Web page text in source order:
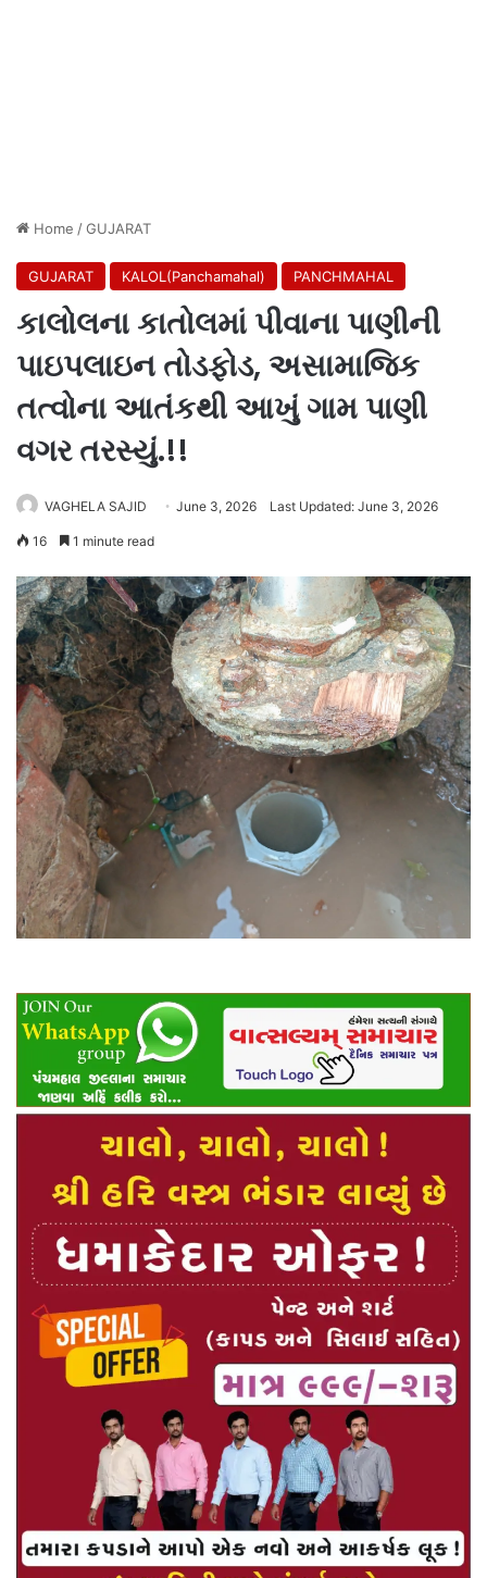
Home /GUJARAT
GUJARAT KALOL(Panchamahal) PANCHMAHAL
કાલોલના કાતોલમાં પીવાના પાણીની
પાઇપલાઇન તોડફોડ, અસામાજિક
તત્વોના આતંકથી આખું ગામ પાણી
વગર તરસ્યું.!!
VAGHELA SAJID June 3, 2026 Last Updated: June 3, 2026
16 1 minute read